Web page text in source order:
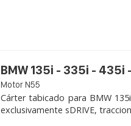
BMW 135i - 335i - 435i
Motor N55
Cárter tabicado para BMW
exclusivamente sDRIVE,